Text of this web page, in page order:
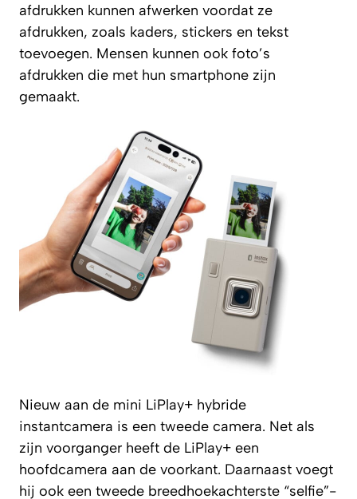
afdrukken kunnen afwerken voordat ze
afdrukken, zoals kaders, stickers en tekst
toevoegen. Mensen kunnen ook foto’s
afdrukken die met hun smartphone zijn
gemaakt.
Nieuw aan de mini LiPlay+ hybride
instantcamera is een tweede camera. Net als
zijn voorganger heeft de LiPlay+ een
hoofdcamera aan de voorkant. Daarnaast voegt
hij ook een tweede breedhoekachterste “selfie”-